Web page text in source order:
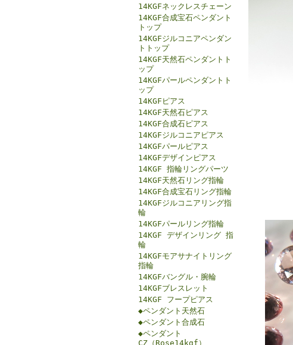
14KGFネックレスチェーン
14KGF合成宝石ペンダント
トップ
14KGFジルコニアペンダン
トトップ
14KGF天然石ペンダントト
ップ
14KGFパールペンダントト
ップ
14KGFピアス
14KGF天然石ピアス
14KGF合成石ピアス
14KGFジルコニアピアス
14KGFパールピアス
14KGFデザインピアス
14KGF 指輪リングパーツ
14KGF天然石リング指輪
14KGF合成宝石リング指輪
14KGFジルコニアリング指
輪
14KGFパールリング指輪
14KGF デザインリング 指
輪
14KGFモアサナイトリング
指輪
14KGFバングル・腕輪
14KGFブレスレット
14KGF フープピアス
◆ペンダント天然石
◆ペンダント合成石
◆ペンダント
CZ（Rose14kgf）